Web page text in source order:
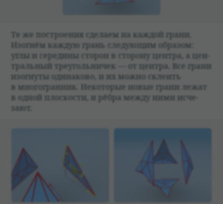
Те же постро­е­ния сде­лаем на каж­дой грани.
Изогнём каж­дую грань сле­дующим обра­зом:
углы и сере­дины сто­рон в сто­рону цен­тра, а цен­
траль­ный тре­уголь­ни­чек — от цен­тра. Все грани
изогнуты оди­на­ково, и их можно скле­ить
в многогран­ник. Неко­то­рые новые грани лежат
в одной плос­ко­сти, и рёбра между ними исче­
зают.